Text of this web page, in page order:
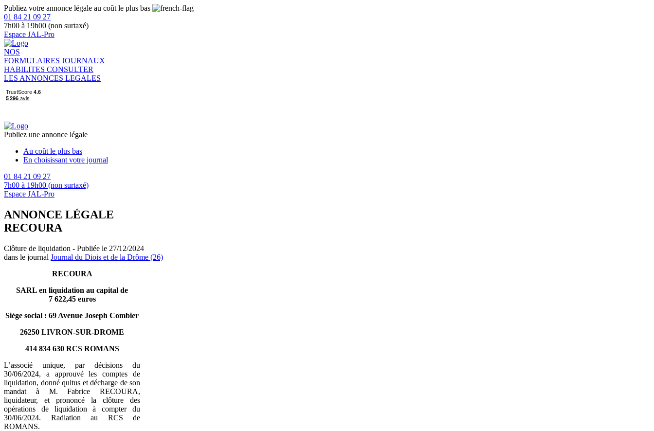
Publiez votre annonce légale au coût le plus bas
01 84 21 09 27
7h00 à 19h00 (non surtaxé)
Espace JAL-Pro
NOS
FORMULAIRES JOURNAUX
HABILITES CONSULTER
LES ANNONCES LEGALES
Publiez une annonce légale
Au coût le plus bas
En choisissant votre journal
01 84 21 09 27
7h00 à 19h00 (non surtaxé)
Espace JAL-Pro
ANNONCE LÉGALE
RECOURA
Clôture de liquidation - Publiée le 27/12/2024
dans le journal Journal du Diois et de la Drôme (26)
RECOURA
SARL en liquidation au capital de
7 622,45 euros
Siège social : 69 Avenue Joseph Combier
26250 LIVRON-SUR-DROME
414 834 630 RCS ROMANS
L’associé unique, par décisions du
30/06/2024, a approuvé les comptes de
liquidation, donné quitus et décharge de son
mandat à M. Fabrice RECOURA,
liquidateur, et prononcé la clôture des
opérations de liquidation à compter du
30/06/2024. Radiation au RCS de
ROMANS.